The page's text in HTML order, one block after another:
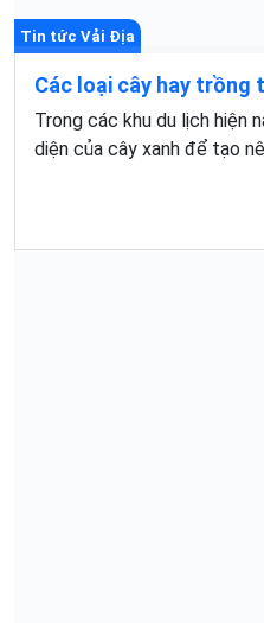
Tin tức Vải Địa
Các loại cây hay trồng
Trong các khu du lịch hiện
diện của cây xanh để tạo